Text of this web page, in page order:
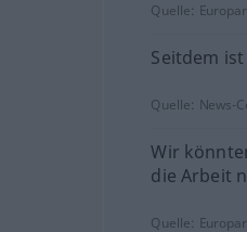
Quelle:
Seitdem
Quelle: News-
Wir
die Arbeit
Quelle: